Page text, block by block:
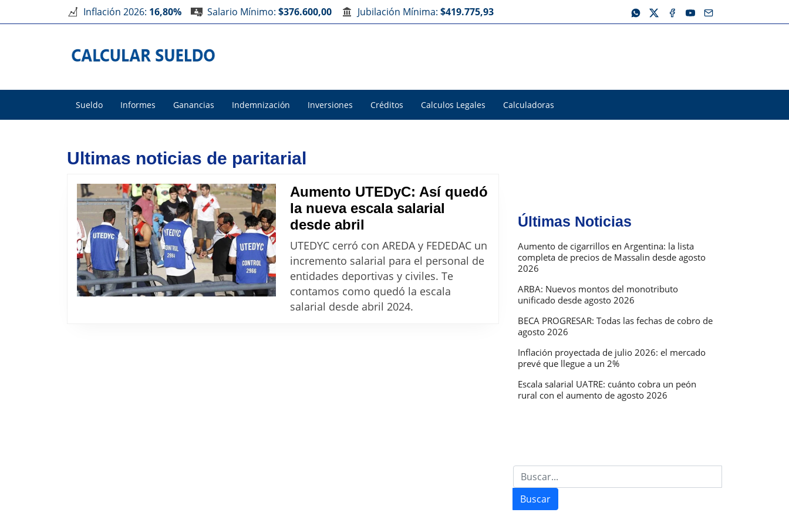
Inflación 2026: 16,80% Salario Mínimo: $376.600,00 Jubilación Mínima: $419.775,93
Sueldo Informes Ganancias Indemnización Inversiones Créditos Calculos Legales Calculadoras
Ultimas noticias de paritarial
Aumento UTEDyC: Así quedó
la nueva escala salarial
desde abril
UTEDyC:
Así
quedó
la
nueva
UTEDYC cerró con AREDA y FEDEDAC un
incremento salarial para el personal de
entidades deportivas y civiles. Te
contamos como quedó la escala
salarial desde abril 2024.
Últimas Noticias
Aumento de cigarrillos en Argentina: la lista
completa de precios de Massalin desde agosto
2026
ARBA: Nuevos montos del monotributo
unificado desde agosto 2026
BECA PROGRESAR: Todas las fechas de cobro de
agosto 2026
Inflación proyectada de julio 2026: el mercado
prevé que llegue a un 2%
Escala salarial UATRE: cuánto cobra un peón
rural con el aumento de agosto 2026
Buscar